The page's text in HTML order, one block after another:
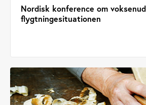
Nordisk konference om
flygtningesituationen